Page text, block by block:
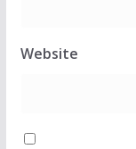
Website